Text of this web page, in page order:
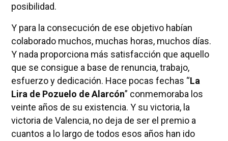
posibilidad.
Y para la consecución de ese objetivo habían
colaborado muchos, muchas horas, muchos días.
Y nada proporciona más satisfacción que aquello
que se consigue a base de renuncia, trabajo,
esfuerzo y dedicación. Hace pocas fechas “La
Lira de Pozuelo de Alarcón” conmemoraba los
veinte años de su existencia. Y su victoria, la
victoria de Valencia, no deja de ser el premio a
cuantos a lo largo de todos esos años han ido